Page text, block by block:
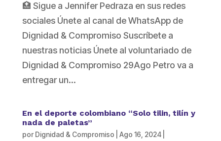
🏥 Sigue a Jennifer Pedraza en sus redes
sociales Únete al canal de WhatsApp de
Dignidad & Compromiso Suscríbete a
nuestras noticias Únete al voluntariado de
Dignidad & Compromiso 29Ago Petro va a
entregar un...
En el deporte colombiano “Solo tilin, tilín y
nada de paletas”
por Dignidad & Compromiso Ago 16, 2024|